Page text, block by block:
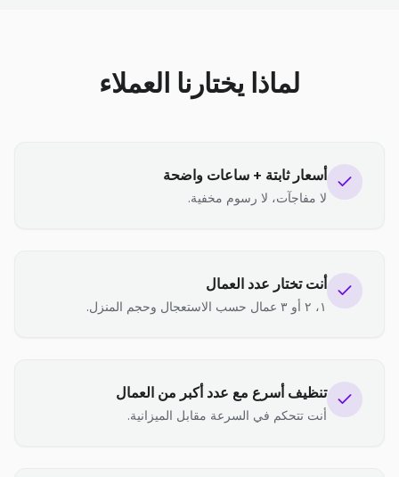
لماذا يختارنا العملاء
أسعار ثابتة + ساعات واضحة
لا مفاجآت، لا رسوم مخفية.
أنت تختار عدد العمال
١، ٢ أو ٣ عمال حسب الاستعجال وحجم المنزل.
تنظيف أسرع مع عدد أكبر من العمال
أنت تتحكم في السرعة مقابل الميزانية.